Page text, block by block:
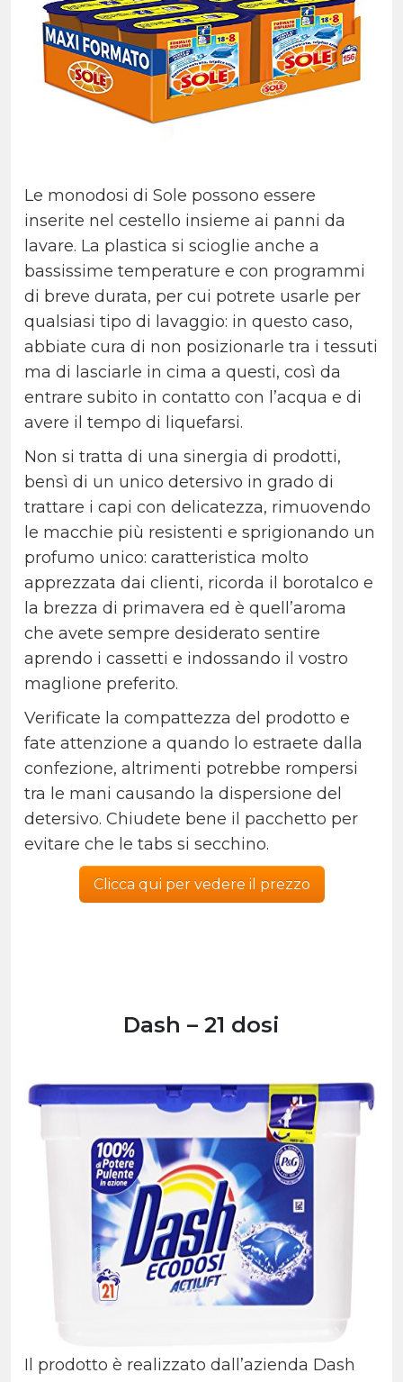
Le monodosi di Sole possono essere
inserite nel cestello insieme ai panni da
lavare. La plastica si scioglie anche a
bassissime temperature e con programmi
di breve durata, per cui potrete usarle per
qualsiasi tipo di lavaggio: in questo caso,
abbiate cura di non posizionarle tra i tessuti
ma di lasciarle in cima a questi, così da
entrare subito in contatto con l’acqua e di
avere il tempo di liquefarsi.
Non si tratta di una sinergia di prodotti,
bensì di un unico detersivo in grado di
trattare i capi con delicatezza, rimuovendo
le macchie più resistenti e sprigionando un
profumo unico: caratteristica molto
apprezzata dai clienti, ricorda il borotalco e
la brezza di primavera ed è quell’aroma
che avete sempre desiderato sentire
aprendo i cassetti e indossando il vostro
maglione preferito.
Verificate la compattezza del prodotto e
fate attenzione a quando lo estraete dalla
confezione, altrimenti potrebbe rompersi
tra le mani causando la dispersione del
detersivo. Chiudete bene il pacchetto per
evitare che le tabs si secchino.
Clicca qui per vedere il prezzo
Dash – 21 dosi
Il prodotto è realizzato dall’azienda Dash